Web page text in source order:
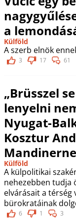
a
Külföld
A szerb elnök
3 17 61
„Brüsszel
lenyelni
Nyugat-
Kosztur
Külföld
A külpolitikai
nehezebben tudja
elvárásait a térség
bürokratáinak
6 1 3